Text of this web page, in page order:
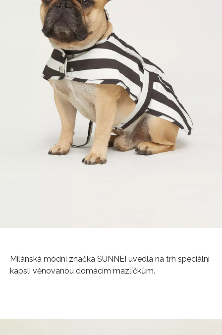
Milánská módní značka SUNNEI uvedla na trh speciální
kapsli věnovanou domácím mazlíčkům.